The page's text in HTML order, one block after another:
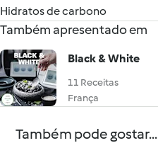
Hidratos de carbono
Também apresentado em
Black & White
11 Receitas
França
Também pode gostar...